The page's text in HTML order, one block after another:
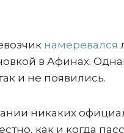
намеревался
в Афинах.
и не появились.
никаких
как и когда